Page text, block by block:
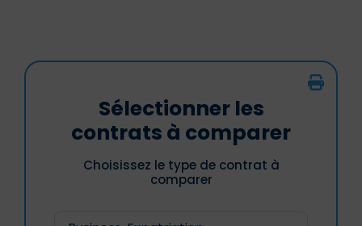
Sélectionner les
contrats à comparer
Choisissez le type de contrat à
comparer